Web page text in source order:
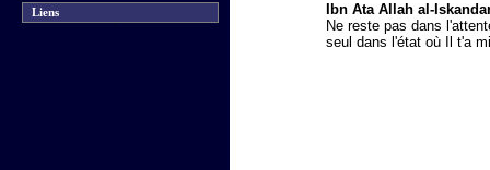
Liens
Ibn Ata Allah al-
Ne reste pas dans
seul dans l'état où Il t'a